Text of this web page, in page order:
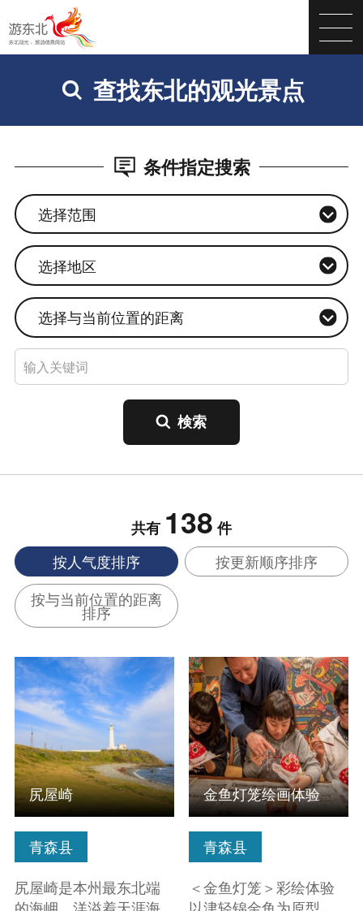
查找东北的观光景点
条件指定搜索
选择范围
选择地区
选择与当前位置的距离
共有 138 件
按人气度排序
按更新顺序排序
按与当前位置的距离
排序
青森县
尻屋崎是本州最东北端
查看信息
尻屋崎
青森县
＜金鱼灯笼＞彩绘体验
查看信息
金鱼灯笼绘画体验